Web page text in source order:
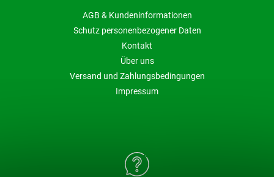
AGB & Kundeninformationen
Schutz personenbezogener Daten
Kontakt
Über uns
Versand und Zahlungsbedingungen
Impressum